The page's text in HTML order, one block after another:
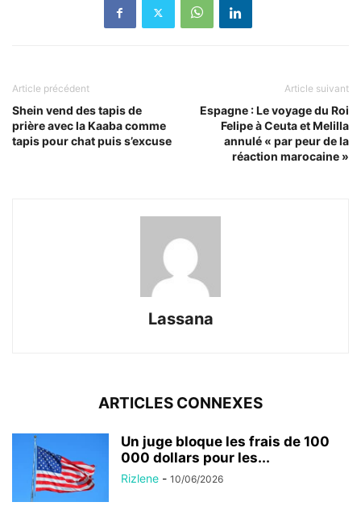
Article précédent
Shein vend des tapis de
prière avec la Kaaba comme
tapis pour chat puis s’excuse
Article suivant
Espagne : Le voyage du Roi
Felipe à Ceuta et Melilla
annulé « par peur de la
réaction marocaine »
Lassana
ARTICLES CONNEXES
Un juge bloque les frais de 100
000 dollars pour les...
Rizlene - 10/06/2026